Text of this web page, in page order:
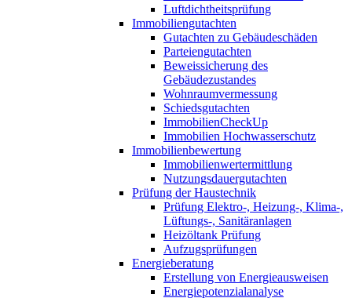
Luftdichtheitsprüfung
Immobiliengutachten
Gutachten zu Gebäudeschäden
Parteiengutachten
Beweissicherung des
Gebäudezustandes
Wohnraumvermessung
Schiedsgutachten
ImmobilienCheckUp
Immobilien Hochwasserschutz
Immobilienbewertung
Immobilienwertermittlung
Nutzungsdauergutachten
Prüfung der Haustechnik
Prüfung Elektro-, Heizung-, Klima-,
Lüftungs-, Sanitäranlagen
Heizöltank Prüfung
Aufzugsprüfungen
Energieberatung
Erstellung von Energieausweisen
Energiepotenzialanalyse